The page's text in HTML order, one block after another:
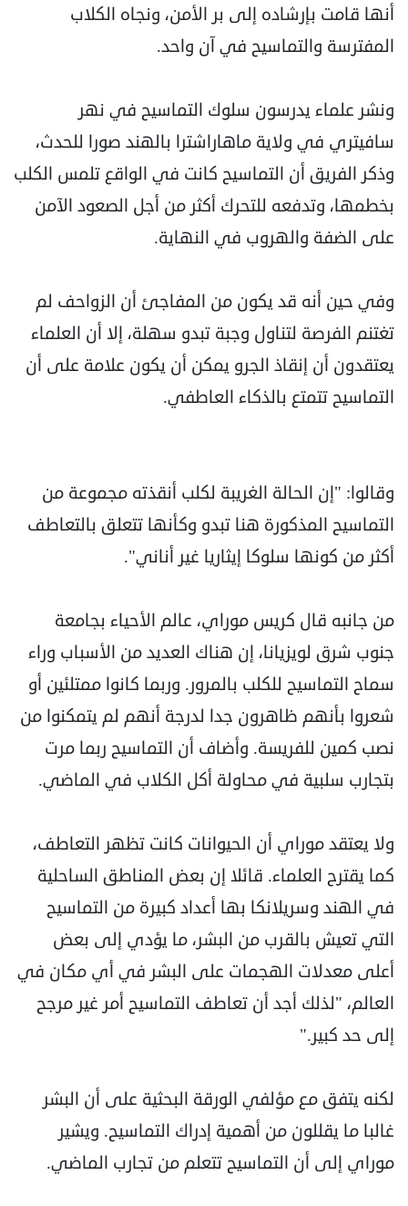
أنها قامت بإرشاده إلى بر الأمن، ونجاه الكلاب
المفترسة والتماسيح في آن واحد.
ونشر علماء يدرسون سلوك التماسيح في نهر
سافيتري في ولاية ماهاراشترا بالهند صورا للحدث،
وذكر الفريق أن التماسيح كانت في الواقع تلمس الكلب
بخطمها، وتدفعه للتحرك أكثر من أجل الصعود الآمن
على الضفة والهروب في النهاية.
وفي حين أنه قد يكون من المفاجئ أن الزواحف لم
تغتنم الفرصة لتناول وجبة تبدو سهلة، إلا أن العلماء
يعتقدون أن إنقاذ الجرو يمكن أن يكون علامة على أن
التماسيح تتمتع بالذكاء العاطفي.
وقالوا: "إن الحالة الغريبة لكلب أنقذته مجموعة من
التماسيح المذكورة هنا تبدو وكأنها تتعلق بالتعاطف
أكثر من كونها سلوكا إيثاريا غير أناني".
من جانبه قال كريس موراي، عالم الأحياء بجامعة
جنوب شرق لويزيانا، إن هناك العديد من الأسباب وراء
سماح التماسيح للكلب بالمرور. وربما كانوا ممتلئين أو
شعروا بأنهم ظاهرون جدا لدرجة أنهم لم يتمكنوا من
نصب كمين للفريسة. وأضاف أن التماسيح ربما مرت
بتجارب سلبية في محاولة أكل الكلاب في الماضي.
ولا يعتقد موراي أن الحيوانات كانت تظهر التعاطف،
كما يقترح العلماء. قائلا إن بعض المناطق الساحلية
في الهند وسريلانكا بها أعداد كبيرة من التماسيح
التي تعيش بالقرب من البشر، ما يؤدي إلى بعض
أعلى معدلات الهجمات على البشر في أي مكان في
العالم، "لذلك أجد أن تعاطف التماسيح أمر غير مرجح
إلى حد كبير."
لكنه يتفق مع مؤلفي الورقة البحثية على أن البشر
غالبا ما يقللون من أهمية إدراك التماسيح. ويشير
موراي إلى أن التماسيح تتعلم من تجارب الماضي.